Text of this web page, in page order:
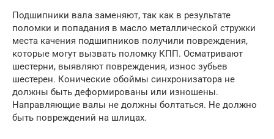
Подшипники вала заменяют, так как в результате
поломки и попадания в масло металлической стружки
места качения подшипников получили повреждения,
которые могут вызвать поломку КПП. Осматривают
шестерни, выявляют повреждения, износ зубьев
шестерен. Конические обоймы синхронизатора не
должны быть деформированы или изношены.
Направляющие валы не должны болтаться. Не должно
быть повреждений на шлицах.